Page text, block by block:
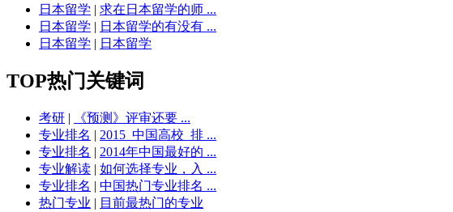
日本留学 | 求在日本留学的师 ...
日本留学 | 日本留学的有没有 ...
日本留学 | 日本留学
TOP热门关键词
考研 |
《预测》评审还要 ...
专业排名 | 2015_中国高校_排 ...
专业排名 | 2014年中国最好的 ...
专业解读 | 如何选择专业，入 ...
专业排名 | 中国热门专业排名 ...
热门专业 | 目前最热门的专业